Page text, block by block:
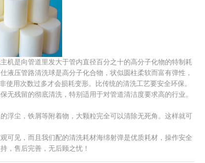
机是向管道里发大于管内直径百分之十的高分子化物的特制耗
压管路清洗球是高分子化合物，状似圆柱柔软而富有弹性，
用次数过多才会损耗变形。比传统的清洗工艺要安全环保。
残留的彻底清洗，特别适用于对管道清洁度要求高的行业。
浮尘，铁屑等附着物，大颗粒完全可以清除无死角。这样就可
可见，而且我们配的清洗耗材海绵射弹是优质耗材，操作安全
，售后完善，无后顾之忧！